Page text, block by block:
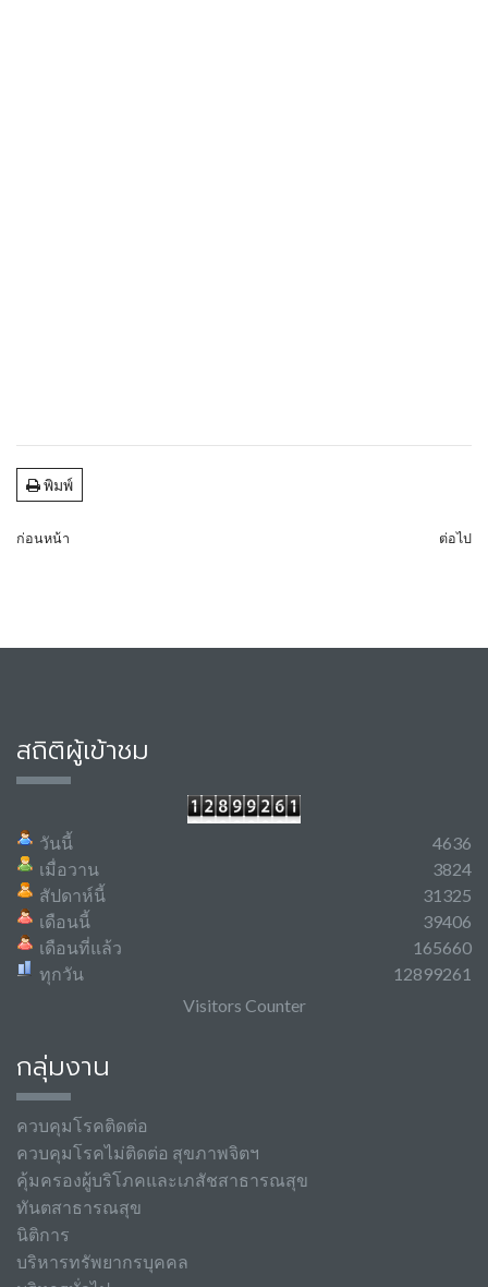
พิมพ์
ก่อนหน้า ต่อไป
สถิติผู้เข้าชม
วันนี้
เมื่อวาน
สัปดาห์นี้
เดือนนี้
เดือนที่แล้ว
ทุกวัน
4636
3824
31325
39406
165660
12899261
Visitors Counter
กลุ่มงาน
ควบคุมโรคติดต่อ
ควบคุมโรคไม่ติดต่อ สุขภาพจิตฯ
คุ้มครองผู้บริโภคและเภสัชสาธารณสุข
ทันตสาธารณสุข
นิติการ
บริหารทรัพยากรบุคคล